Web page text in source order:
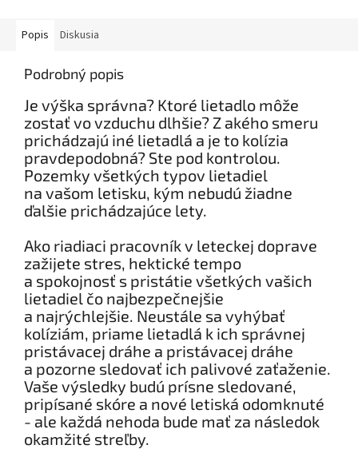
Popis Diskusia
Podrobný popis
Je výška správna? Ktoré lietadlo môže
zostať vo vzduchu dlhšie? Z akého smeru
prichádzajú iné lietadlá a je to kolízia
pravdepodobná? Ste pod kontrolou.
Pozemky všetkých typov lietadiel
na vašom letisku, kým nebudú žiadne
ďalšie prichádzajúce lety.
Ako riadiaci pracovník v leteckej doprave
zažijete stres, hektické tempo
a spokojnosť s pristátie všetkých vašich
lietadiel čo najbezpečnejšie
a najrýchlejšie. Neustále sa vyhýbať
kolíziám, priame lietadlá k ich správnej
pristávacej dráhe a pristávacej dráhe
a pozorne sledovať ich palivové zaťaženie.
Vaše výsledky budú prísne sledované,
pripísané skóre a nové letiská odomknuté
- ale každá nehoda bude mať za následok
okamžité streľby.